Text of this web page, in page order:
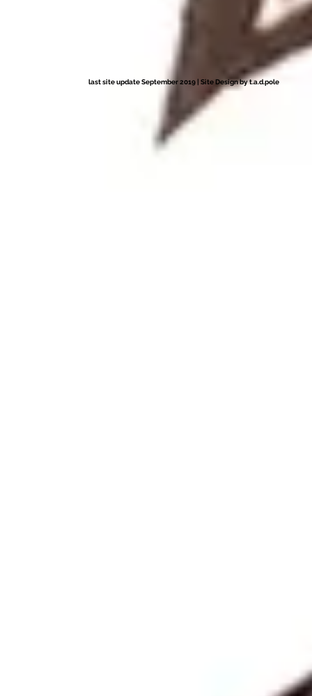
last site update September 2019 | Site Design by t.a.d.pole